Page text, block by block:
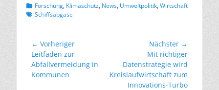
Kategorien
Forschung, Klimaschutz, News, Umweltpolitik, Wirtschaft
Schiffsabgase
Beitragsnavigation
← Vorheriger
Vorheriger
Beitrag:
Leitfaden zur
Abfallvermeidung in
Kommunen
Nächster →
Beitrag:
Mit richtiger
Datenstrategie wird
Kreislaufwirtschaft zum
Innovations-Turbo